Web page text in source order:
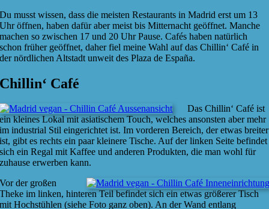
Du musst wissen, dass die meisten Restaurants in Madrid erst um 13
Uhr öffnen, haben dafür aber meist bis Mitternacht geöffnet. Manche
machen so zwischen 17 und 20 Uhr Pause. Cafés haben natürlich
schon früher geöffnet, daher fiel meine Wahl auf das Chillin‘ Café in
der nördlichen Altstadt unweit des Plaza de España.
Chillin‘ Café
Das Chillin‘ Café ist
ein kleines Lokal mit asiatischem Touch, welches ansonsten aber mehr
im industrial Stil eingerichtet ist. Im vorderen Bereich, der etwas breiter
ist, gibt es rechts ein paar kleinere Tische. Auf der linken Seite befindet
sich ein Regal mit Kaffee und anderen Produkten, die man wohl für
zuhause erwerben kann.
Vor der großen
Theke im linken, hinteren Teil befindet sich ein etwas größerer Tisch
mit Hochstühlen (siehe Foto ganz oben). An der Wand entlang